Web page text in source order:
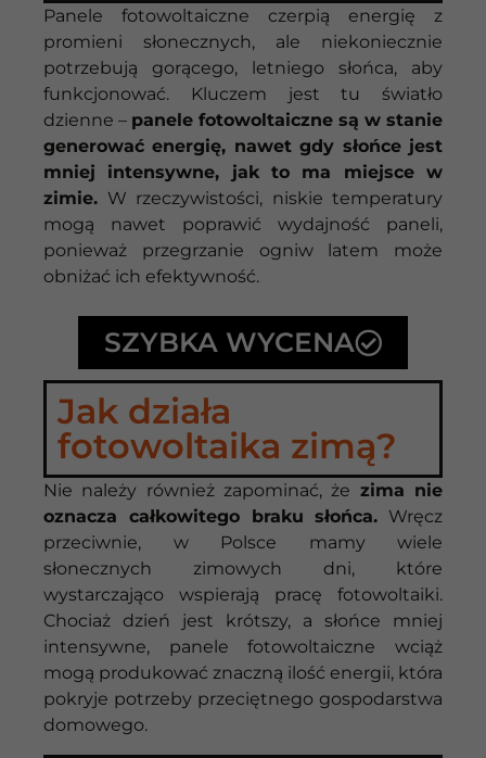
Panele fotowoltaiczne czerpią energię z
promieni słonecznych, ale niekoniecznie
potrzebują gorącego, letniego słońca, aby
funkcjonować. Kluczem jest tu światło
dzienne – panele fotowoltaiczne są w stanie
generować energię, nawet gdy słońce jest
mniej intensywne, jak to ma miejsce w
zimie. W rzeczywistości, niskie temperatury
mogą nawet poprawić wydajność paneli,
ponieważ przegrzanie ogniw latem może
obniżać ich efektywność.
SZYBKA WYCENA
Jak działa
fotowoltaika zimą?
Nie należy również zapominać, że zima nie
oznacza całkowitego braku słońca. Wręcz
przeciwnie, w Polsce mamy wiele
słonecznych zimowych dni, które
wystarczająco wspierają pracę fotowoltaiki.
Chociaż dzień jest krótszy, a słońce mniej
intensywne, panele fotowoltaiczne wciąż
mogą produkować znaczną ilość energii, która
pokryje potrzeby przeciętnego gospodarstwa
domowego.